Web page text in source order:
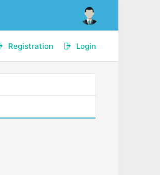
Login
Registration